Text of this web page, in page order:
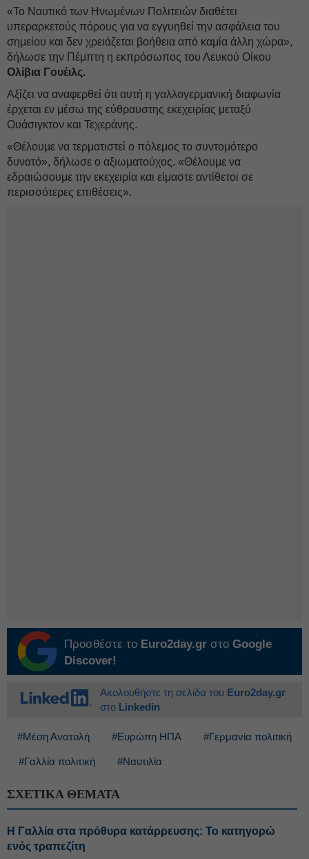
«Το Ναυτικό των Ηνωμένων Πολιτειών διαθέτει
υπεραρκετούς πόρους για να εγγυηθεί την ασφάλεια του
σημείου και δεν χρειάζεται βοήθεια από καμία άλλη χώρα»,
δήλωσε την Πέμπτη η εκπρόσωπος του Λευκού Οίκου
Ολίβια Γουέιλς.
Αξίζει να αναφερθεί ότι αυτή η γαλλογερμανική διαφωνία
έρχεται εν μέσω της εύθραυστης εκεχειρίας μεταξύ
Ουάσιγκτον και Τεχεράνης.
«Θέλουμε να τερματιστεί ο πόλεμος το συντομότερο
δυνατό», δήλωσε ο αξιωματούχος. «Θέλουμε να
εδραιώσουμε την εκεχειρία και είμαστε αντίθετοι σε
περισσότερες επιθέσεις».
Προσθέστε το Euro2day.gr στο Google
Discover!
Ακολουθήστε τη σελίδα του Euro2day.gr
στο Linkedin
#Μέση Ανατολή #Ευρώπη ΗΠΑ #Γερμανία πολιτική
#Γαλλία πολιτική #Ναυτιλία
ΣΧΕΤΙΚΑ ΘΕΜΑΤΑ
Η Γαλλία στα πρόθυρα κατάρρευσης: Το κατηγορώ
ενός τραπεζίτη